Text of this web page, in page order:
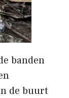
banden
de buurt